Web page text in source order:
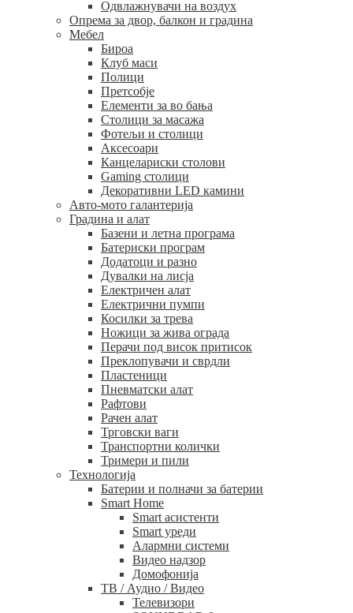
Одвлажнувачи на воздух
Опрема за двор, балкон и градина
Мебел
Бироа
Клуб маси
Полици
Претсобје
Елементи за во бања
Столици за масажа
Фотељи и столици
Аксесоари
Канцелариски столови
Gaming столици
Декоративни LED камини
Авто-мото галантерија
Градина и алат
Базени и летна програма
Батериски програм
Додатоци и разно
Дувалки на лисја
Електричен алат
Електрични пумпи
Косилки за трева
Ножици за жива ограда
Перачи под висок притисок
Преклопувачи и сврдли
Пластеници
Пневматски алат
Рафтови
Рачен алат
Трговски ваги
Транспортни колички
Тримери и пили
Технологија
Батерии и полначи за батерии
Smart Home
Smart асистенти
Smart уреди
Алармни системи
Видео надзор
Домофонија
ТВ / Аудио / Видео
Телевизори